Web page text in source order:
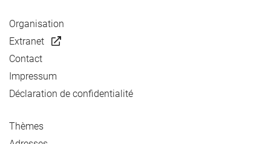
Organisation
Extranet
Contact
Impressum
Déclaration de confidentialité
Thèmes